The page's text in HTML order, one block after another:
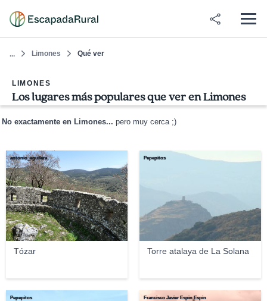
... Limones Qué ver
LIMONES
Los lugares más populares que ver en Limones
No exactamente en Limones... pero muy cerca ;)
Tózar
antonio_aguilera
Torre atalaya de La Solana
Pepepitos
Pepepitos Francisco Javier Espin Espin